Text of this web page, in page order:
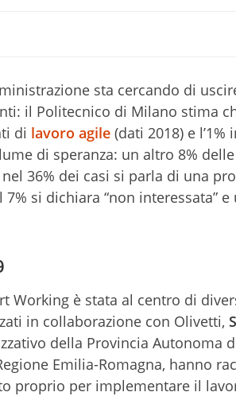
sta cercando di
il Politecnico di Milano stima
di lavoro agile (dati 2018) e
di speranza: un altro 8%
36% dei casi si parla di una
si dichiara “non interessata”
Working è stata al centro di
in collaborazione con Olivetti,
della Provincia Autonoma
Emilia-Romagna, hanno
proprio per implementare il